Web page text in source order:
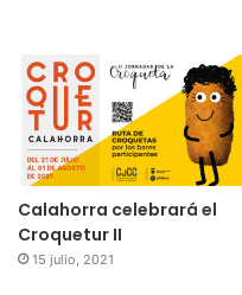
Calahorra celebrará el
Croquetur II
15 julio, 2021